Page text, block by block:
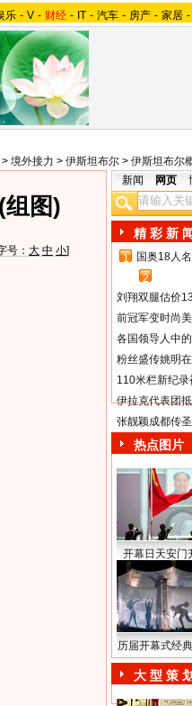
乐 - V - 财经 - IT - 汽车 - 房产 - 家居 -
> 境外接力 > 伊斯坦布尔 > 伊斯坦布尔
图)
号： 大 中 小]
新闻 网页
精 彩 新 闻
1
国奥18人
2
刘翔双腿估价
前冠军变时尚
各国领导人中
粉丝盛传姚明
110米栏新纪
伊拉克代表团
张靓颖成都传
热点图片
开幕日天安门
历届开幕式经
大 型 策 划